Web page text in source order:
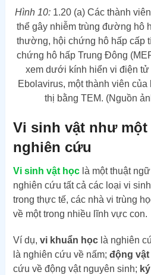
Hình 10: 1.20 (a) Các thành
thể gây nhiễm trùng đường hô
thường, hội chứng hô hấp cấp
chứng hô hấp Trung Đông
xem dưới kính hiển vi điện tử
Ebolavirus, một thành viên
thị bằng TEM. (Nguồn
Vi sinh vật như
nghiên cứu
Vi sinh vật họclà một thuật
nghiên cứu tất cả các loại vi
trong thực tế, các nhà vi trùng
về một trong nhiều lĩnh vực con.
Ví dụ, vi khuẩn họclà nghiên
là nghiên cứu về nấm; động
cứu về động vật nguyên sinh;